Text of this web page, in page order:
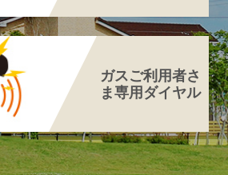
ガスご利用者さ
ま専用ダイヤル